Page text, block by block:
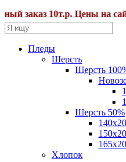
10т.р. Цены на сайте
Пледы
Шерсть
Шерсть
Шерсть 50%
Хлопок